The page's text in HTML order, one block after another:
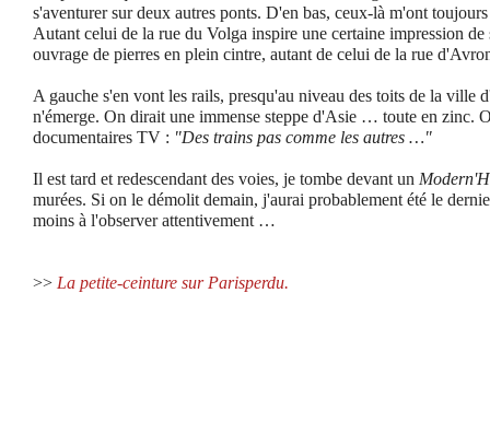
s'aventurer sur deux autres ponts. D'en bas, ceux-là m'ont
Autant celui de la rue du Volga inspire une certaine impression de
ouvrage de pierres en plein cintre, autant de celui de la rue
A gauche s'en vont les rails, presqu'au niveau des toits de la ville
n'émerge. On dirait une immense steppe d'Asie … toute en zinc.
documentaires TV : "Des trains pas comme les autres …"
Il est tard et redescendant des voies, je tombe devant un
murées. Si on le démolit demain, j'aurai probablement été le
moins à l'observer attentivement …
>> La petite-ceinture sur Parisperdu.